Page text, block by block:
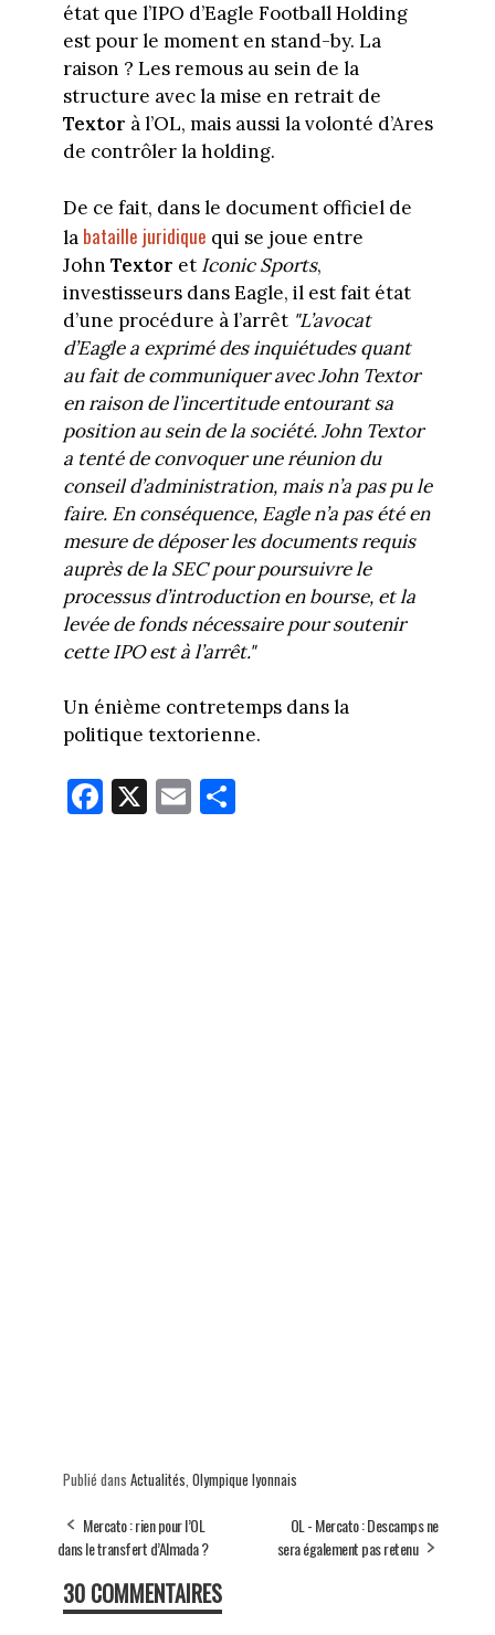
état que l’IPO d’Eagle Football Holding
est pour le moment en stand-by. La
raison ? Les remous au sein de la
structure avec la mise en retrait de
Textor à l’OL, mais aussi la volonté d’Ares
de contrôler la holding.
De ce fait, dans le document officiel de
la bataille juridique qui se joue entre
John Textor etIconic Sports,
investisseurs dans Eagle, il est fait état
d’une procédure à l’arrêt"L’avocat
d’Eagle a exprimé des inquiétudes quant
au fait de communiquer avec John Textor
en raison de l’incertitude entourant sa
position au sein de la société. John Textor
a tenté de convoquer une réunion du
conseil d’administration, mais n’a pas pu le
faire. En conséquence, Eagle n’a pas été en
mesure de déposer les documents requis
auprès de la SEC pour poursuivre le
processus d’introduction en bourse, et la
levée de fonds nécessaire pour soutenir
cette IPO est à l’arrêt."
Un énième contretemps dans la
politique textorienne.
Fa
ce
X E
m
Pa
rt
Publié dans Actualités Olympique lyonnais
Mercato : rien pour l’OL
dans le transfert d’Almada ?
OL - Mercato : Descamps ne
sera également pas retenu
30 COMMENTAIRES